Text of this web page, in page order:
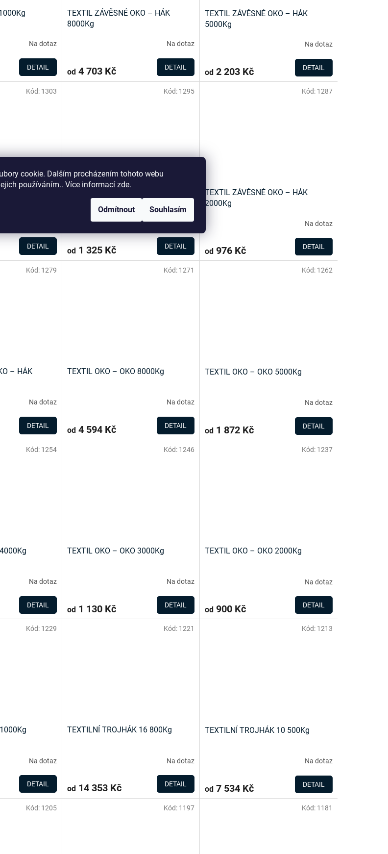
cookie. Dalším procházením tohoto webu
používáním.. Více informací zde.
Odmítnout Souhlasím
Na dotaz
DETAIL
TEXTIL ZÁVĚSNÉ OKO – HÁK
8000Kg
Na dotaz
od4 703 Kč DETAIL
TEXTIL ZÁVĚSNÉ OKO – HÁK
5000Kg
Na dotaz
od2 203 Kč DETAIL
DETAIL
Kód: 1303
Na dotaz
od1 325 Kč DETAIL
Kód: 1295
TEXTIL ZÁVĚSNÉ OKO – HÁK
2000Kg
Na dotaz
od976 Kč DETAIL
Kód: 1287
– HÁK
Na dotaz
DETAIL
Kód: 1279
TEXTIL OKO – OKO 8000Kg
Na dotaz
od4 594 Kč DETAIL
Kód: 1271
TEXTIL OKO – OKO 5000Kg
Na dotaz
od1 872 Kč DETAIL
Kód: 1262
Na dotaz
DETAIL
Kód: 1254
TEXTIL OKO – OKO 3000Kg
Na dotaz
od1 130 Kč DETAIL
Kód: 1246
TEXTIL OKO – OKO 2000Kg
Na dotaz
od900 Kč DETAIL
Kód: 1237
Na dotaz
DETAIL
Kód: 1229
TEXTILNÍ TROJHÁK 16 800Kg
Na dotaz
od14 353 Kč DETAIL
Kód: 1221
TEXTILNÍ TROJHÁK 10 500Kg
Na dotaz
od7 534 Kč DETAIL
Kód: 1213
Kód: 1205 Kód: 1197 Kód: 1181